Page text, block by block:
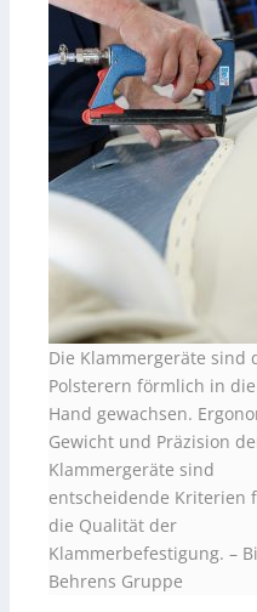
Die Klammergeräte sind
Polsterern förmlich in die
Hand gewachsen.
Gewicht und Präzision
Klammergeräte sind
entscheidende Kriterien
die Qualität der
Klammerbefestigung. –
Behrens Gruppe